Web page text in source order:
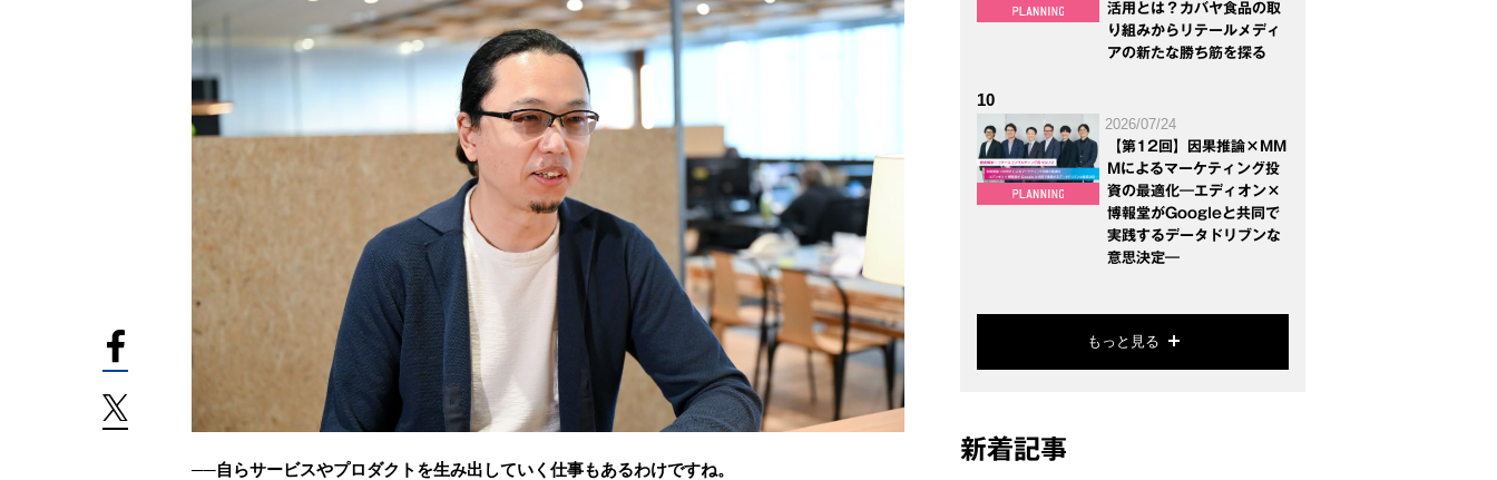
──自らサービスやプロダクトを生み出していく仕事もあるわけですね。
活用とは？カバヤ食品の取
り組みからリテールメディ
アの新たな勝ち筋を探る
10
2026/07/24
【第12回】因果推論×MM
Mによるマーケティング投
資の最適化―エディオン×
博報堂がGoogleと共同で
実践するデータドリブンな
意思決定―
もっと見る
新着記事